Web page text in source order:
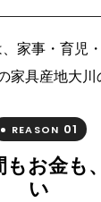
家事・育児・
家具産地大川
REASON 01
もお金も
い